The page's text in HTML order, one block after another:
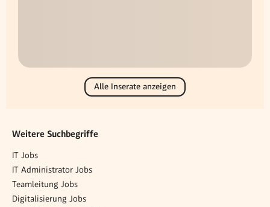
Alle Inserate anzeigen
Weitere Suchbegriffe
IT Jobs
IT Administrator Jobs
Teamleitung Jobs
Digitalisierung Jobs